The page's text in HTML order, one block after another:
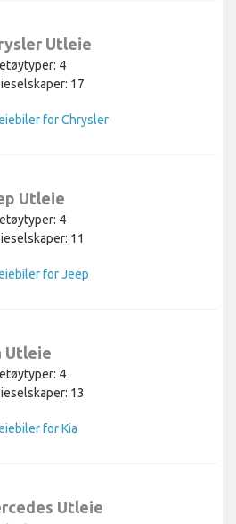
Utleie
4
17
for Chrysler
Utleie
4
11
for Jeep
Utleie
4
13
for Kia
Utleie